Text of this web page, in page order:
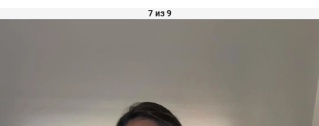
7 из 9